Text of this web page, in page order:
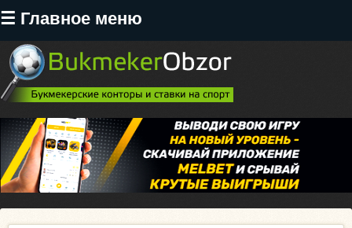
☰ Главное меню
Перейти
основному
содержанию